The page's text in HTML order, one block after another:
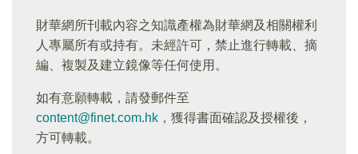
財華網所刊載內容之知識產權為財華網及相關權利
人專屬所有或持有。未經許可，禁止進行轉載、摘
編、複製及建立鏡像等任何使用。
如有意願轉載，請發郵件至
content@finet.com.hk ，獲得書面確認及授權後，
方可轉載。